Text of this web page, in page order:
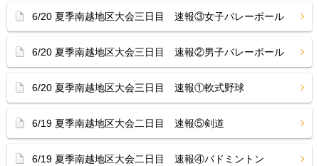
6/20 夏季南越地区大会三日目 速報③女子バレーボール
6/20 夏季南越地区大会三日目 速報②男子バレーボール
6/20 夏季南越地区大会三日目 速報①軟式野球
6/19 夏季南越地区大会二日目 速報⑤剣道
6/19 夏季南越地区大会二日目 速報④バドミントン